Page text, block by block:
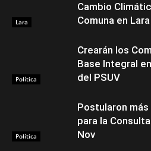
Lara
Cambio
Comuna en Lara
Política
Crearán los
Base Integral
del PSUV
Política
Postularon
para la
Nov